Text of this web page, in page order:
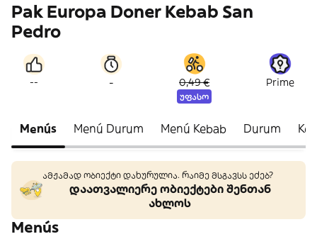
Pak Europa Doner Kebab San
Pedro
-- - 0,49 €
უფასო
Prime
Menús Menú Durum Menú Kebab Durum
ამჟამად ობიექტი დახურულია. რაიმე მსგავსს ეძებ?
დაათვალიერე ობიექტები შენთან
ახლოს
Menús